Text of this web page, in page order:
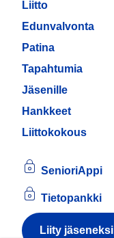
Liitto
Edunvalvonta
Patina
Tapahtumia
Jäsenille
Hankkeet
Liittokokous
SenioriAppi
Tietopankki
Liity jäseneksi